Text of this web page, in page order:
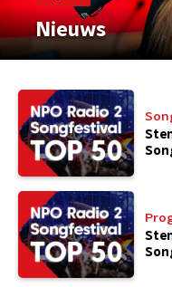
Nieuws